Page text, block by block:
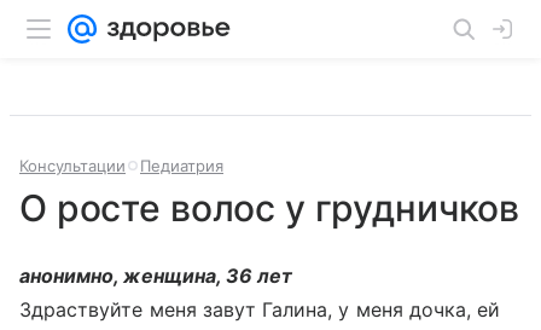
Консультации Педиатрия
О росте волос у грудничков
анонимно, женщина, 36 лет
Здраствуйте меня завут Галина, у меня дочка, ей